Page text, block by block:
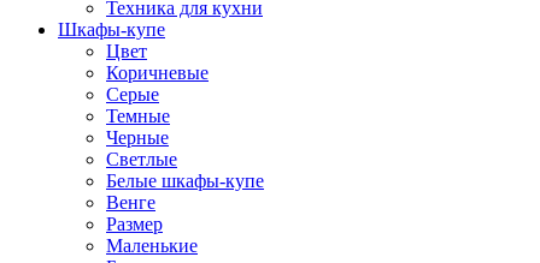
Техника для кухни
Шкафы-купе
Цвет
Коричневые
Серые
Темные
Черные
Светлые
Белые шкафы-купе
Венге
Размер
Маленькие